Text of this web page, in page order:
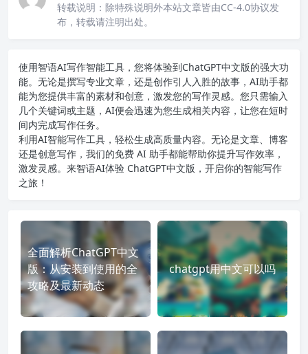
转载说明： 除特殊说明外本站文章皆由CC-4.0协议发
布，转载请注明出处。
使用智语AI写作智能工具，您将体验到ChatGPT中文版的强大功
能。无论是撰写专业文章，还是创作引人入胜的故事，AI助手都
能为您提供丰富的素材和创意，激发您的写作灵感。您只需输入
几个关键词或主题，AI便会迅速为您生成相关内容，让您在短时
间内完成写作任务。
利用AI智能写作工具，轻松生成高质量内容。无论是文章、博客
还是创意写作，我们的免费 AI 助手都能帮助你提升写作效率，
激发灵感。来智语AI体验 ChatGPT中文版 ，开启你的智能写作
之旅！
全面解析ChatGPT中文
版：从安装到使用的全
攻略及最新动态
chatgpt用中文可以吗